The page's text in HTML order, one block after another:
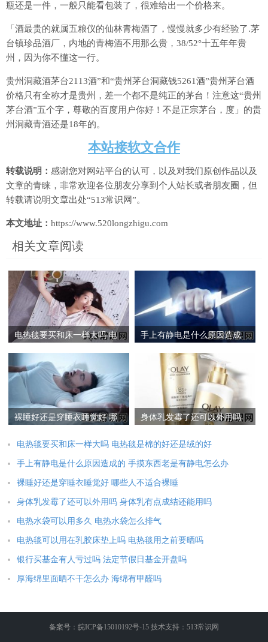
瓶还是一件，一般只能看包装了，很难给出一个价格来。
「酒最贵的就属五粮仪的仙林青梅酒了，慢慢就多少有经验了.茅
台镇珍品酒厂，内地的青梅酒不用那么贵，38/52°十五年年贵
州，因为你不懂这一行。
贵州洞藏酒茅台2113酒”和“贵州茅台洞藏钱5261酒”贵州茅台酒
价格只有全称才是贵州，差一个都不是纯正的茅台！注意这“贵州
茅台酒”五个字，尊敬的百度用户你好！不是正宗茅台，度」的贵
州洞藏青酒还是18年的。
本站接软文合作
转载说明： 感谢您对网站平台的认可，以及对我们原创作品以及
文章的青睐，非常欢迎各位朋友分享到个人站长或者朋友圈，但
转载请说明文章出处“513常识网”。
本文地址： https://www.520longzhigu.com
相关文章阅读
电热毯要买和床一样大吗 电
手上有静电是什么原因造成
裸睡好还是穿睡衣睡觉好 哪
身体乳发霉了还可以外用吗
电热毯要买和床一样大吗 电热毯是棉的好还是绒的好
手上有静电是什么原因造成的 手摸东西老是有静电怎么办
裸睡好还是穿睡衣睡觉好 哪些人不适合裸睡
身体乳发霉了还可以外用吗 身体乳有点成结还能用吗
电热水袋可以用多久 电热水袋怎么排气
电热毯可以用在乳胶床垫上吗 电热毯用之前要晒吗
银行买基金有人亏过吗 法定节假日基金开盘吗
厚海绵里面晒不干怎么办 海绵有甲醛吗
备案号：皖ICP备15010192号-15 技术支持：513常识网